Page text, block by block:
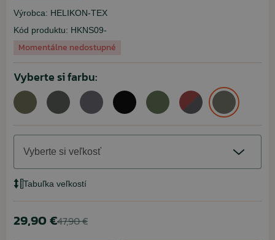
Výrobca: HELIKON-TEX
Kód produktu: HKNS09-
Momentálne nedostupné
Vyberte si farbu:
Vyberte si veľkosť
Tabuľka veľkostí
29,90 €47,90 €